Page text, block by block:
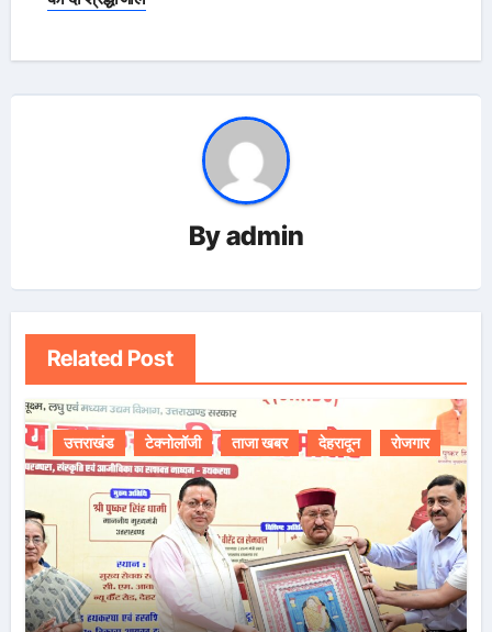
Byadmin
Related Post
उत्तराखंड टेक्नोलॉजी ताजा खबर देहरादून रोजगार